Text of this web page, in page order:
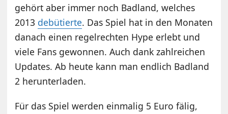
gehört aber immer noch Badland, welches
2013 debütierte. Das Spiel hat in den Monaten
danach einen regelrechten Hype erlebt und
viele Fans gewonnen. Auch dank zahlreichen
Updates. Ab heute kann man endlich Badland
2 herunterladen.
Für das Spiel werden einmalig 5 Euro fälig,